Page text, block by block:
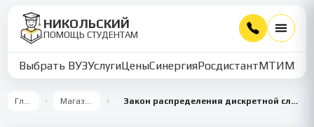
НИКОЛЬСКИЙ
ПОМОЩЬ СТУДЕНТАМ
Выбрать ВУЗУслугиЦеныСинергияРосдистантМТИММУ
Главная Магазин работ Закон распределения дискретной случайной величины и вычисление её характеристик